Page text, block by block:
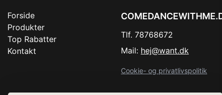
Forside
Produkter
Top Rabatter
Kontakt
Tlf. 78768672
Mail: hej@want.dk
Cookie- og privatlivspolitik